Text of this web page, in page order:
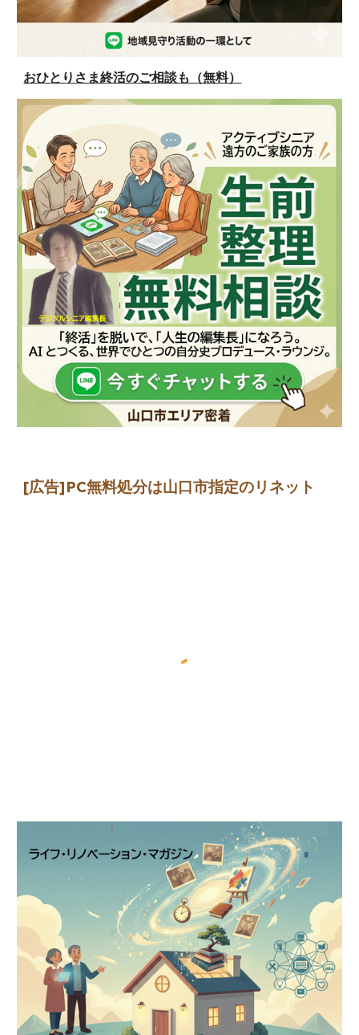
おひとりさま終活のご相談も（無料）
[広告]PC無料処分は山口市指定のリネット